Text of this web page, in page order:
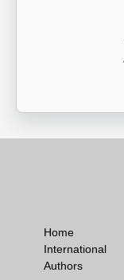
Home
International
Authors